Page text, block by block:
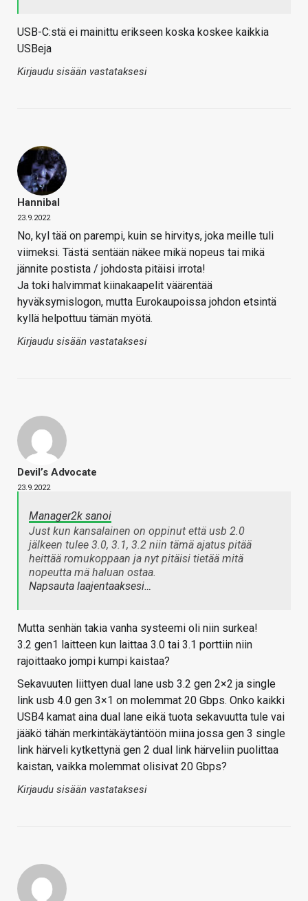
USB-C:stä ei mainittu erikseen koska koskee kaikkia
USBeja
Kirjaudu sisään vastataksesi
Hannibal
23.9.2022
No, kyl tää on parempi, kuin se hirvitys, joka meille tuli
viimeksi. Tästä sentään näkee mikä nopeus tai mikä
jännite postista / johdosta pitäisi irrota!
Ja toki halvimmat kiinakaapelit väärentää
hyväksymislogon, mutta Eurokaupoissa johdon etsintä
kyllä helpottuu tämän myötä.
Kirjaudu sisään vastataksesi
Devil’s Advocate
23.9.2022
Manager2k sanoi
Just kun kansalainen on oppinut että usb 2.0
jälkeen tulee 3.0, 3.1, 3.2 niin tämä ajatus pitää
heittää romukoppaan ja nyt pitäisi tietää mitä
nopeutta mä haluan ostaa.
Napsauta laajentaaksesi…
Mutta senhän takia vanha systeemi oli niin surkea!
3.2 gen1 laitteen kun laittaa 3.0 tai 3.1 porttiin niin
rajoittaako jompi kumpi kaistaa?
Sekavuuten liittyen dual lane usb 3.2 gen 2×2 ja single
link usb 4.0 gen 3×1 on molemmat 20 Gbps. Onko kaikki
USB4 kamat aina dual lane eikä tuota sekavuutta tule vai
jääkö tähän merkintäkäytäntöön miina jossa gen 3 single
link härveli kytkettynä gen 2 dual link härveliin puolittaa
kaistan, vaikka molemmat olisivat 20 Gbps?
Kirjaudu sisään vastataksesi